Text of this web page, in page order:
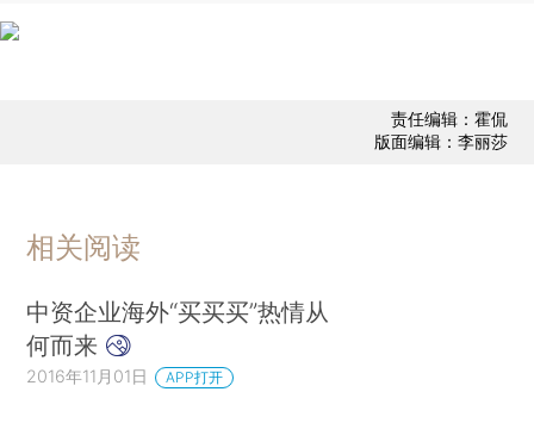
责任编辑：霍侃
版面编辑：李丽莎
相关阅读
中资企业海外“买买买”热情从
何而来
2016年11月01日 APP打开